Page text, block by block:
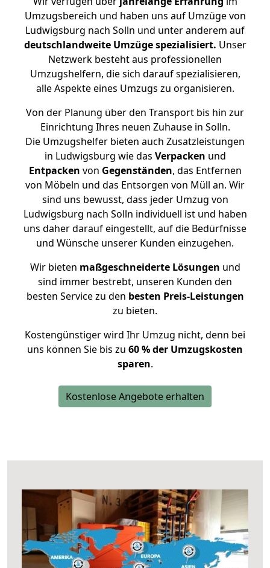
Umzugsbereich und haben uns auf Umzüge von
Ludwigsburg nach Solln und unter anderem auf
deutschlandweite Umzüge spezialisiert. Unser
Netzwerk besteht aus professionellen
Umzugshelfern, die sich darauf spezialisieren,
alle Aspekte eines Umzugs zu organisieren.
Von der Planung über den Transport bis hin zur
Einrichtung Ihres neuen Zuhause in Solln.
Die Umzugshelfer bieten auch Zusatzleistungen
in Ludwigsburg wie das Verpacken und
Entpacken von Gegenständen, das Entfernen
von Möbeln und das Entsorgen von Müll an. Wir
sind uns bewusst, dass jeder Umzug von
Ludwigsburg nach Solln individuell ist und haben
uns daher darauf eingestellt, auf die Bedürfnisse
und Wünsche unserer Kunden einzugehen.
Wir bieten maßgeschneiderte Lösungen und
sind immer bestrebt, unseren Kunden den
besten Service zu den besten Preis-Leistungen
zu bieten.
Kostengünstiger wird Ihr Umzug nicht, denn bei
uns können Sie bis zu 60 % der Umzugskosten
sparen.
Kostenlose Angebote erhalten